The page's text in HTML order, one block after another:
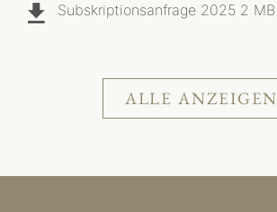
Subskriptionsanfrage 2025 2 MB
ALLE ANZEIGEN